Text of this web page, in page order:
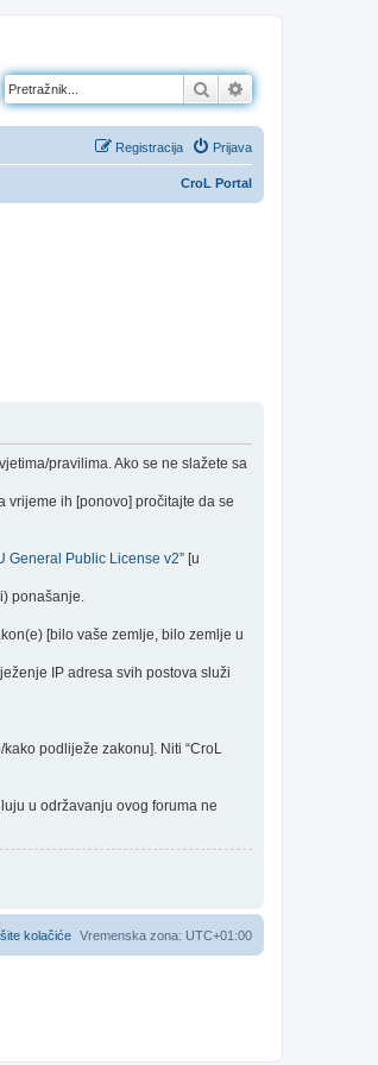
Pretražnik
Prijava
Registracija
CroL Portal
pravilima. Ako se ne slažete sa
vrijeme ih [ponovo] pročitajte da se
General Public License v2” [u
ponašanje.
[bilo vaše zemlje, bilo zemlje u
IP adresa svih postova služi
podliježe zakonu]. Niti “CroL
u održavanju ovog foruma ne
Vremenska zona: UTC+01:00
kolačiće